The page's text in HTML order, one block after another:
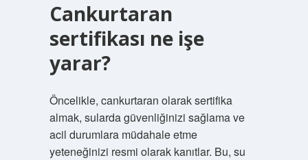
Cankurtaran
sertifikası ne işe
yarar?
Öncelikle, cankurtaran olarak sertifika
almak, sularda güvenliğinizi sağlama ve
acil durumlara müdahale etme
yeteneğinizi resmi olarak kanıtlar. Bu, su